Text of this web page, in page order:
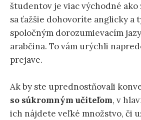
študentov je viac východné ako
sa ťažšie dohovoríte anglicky a
spoločným dorozumievacím
arabčina. To vám urýchli
prejave.
Ak by ste uprednostňovali
so súkromným učiteľom, v
ich nájdete veľké množstvo, či